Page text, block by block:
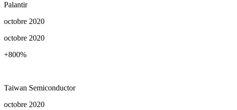
Palantir
octobre 2020
octobre 2020
+800%
Taiwan Semiconductor
octobre 2020